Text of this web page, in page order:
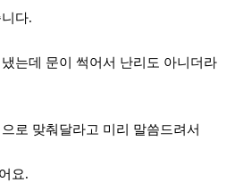
다.
는데 문이 썩어서 난리도 아니더라
로 맞춰달라고 미리 말씀드려서
요.